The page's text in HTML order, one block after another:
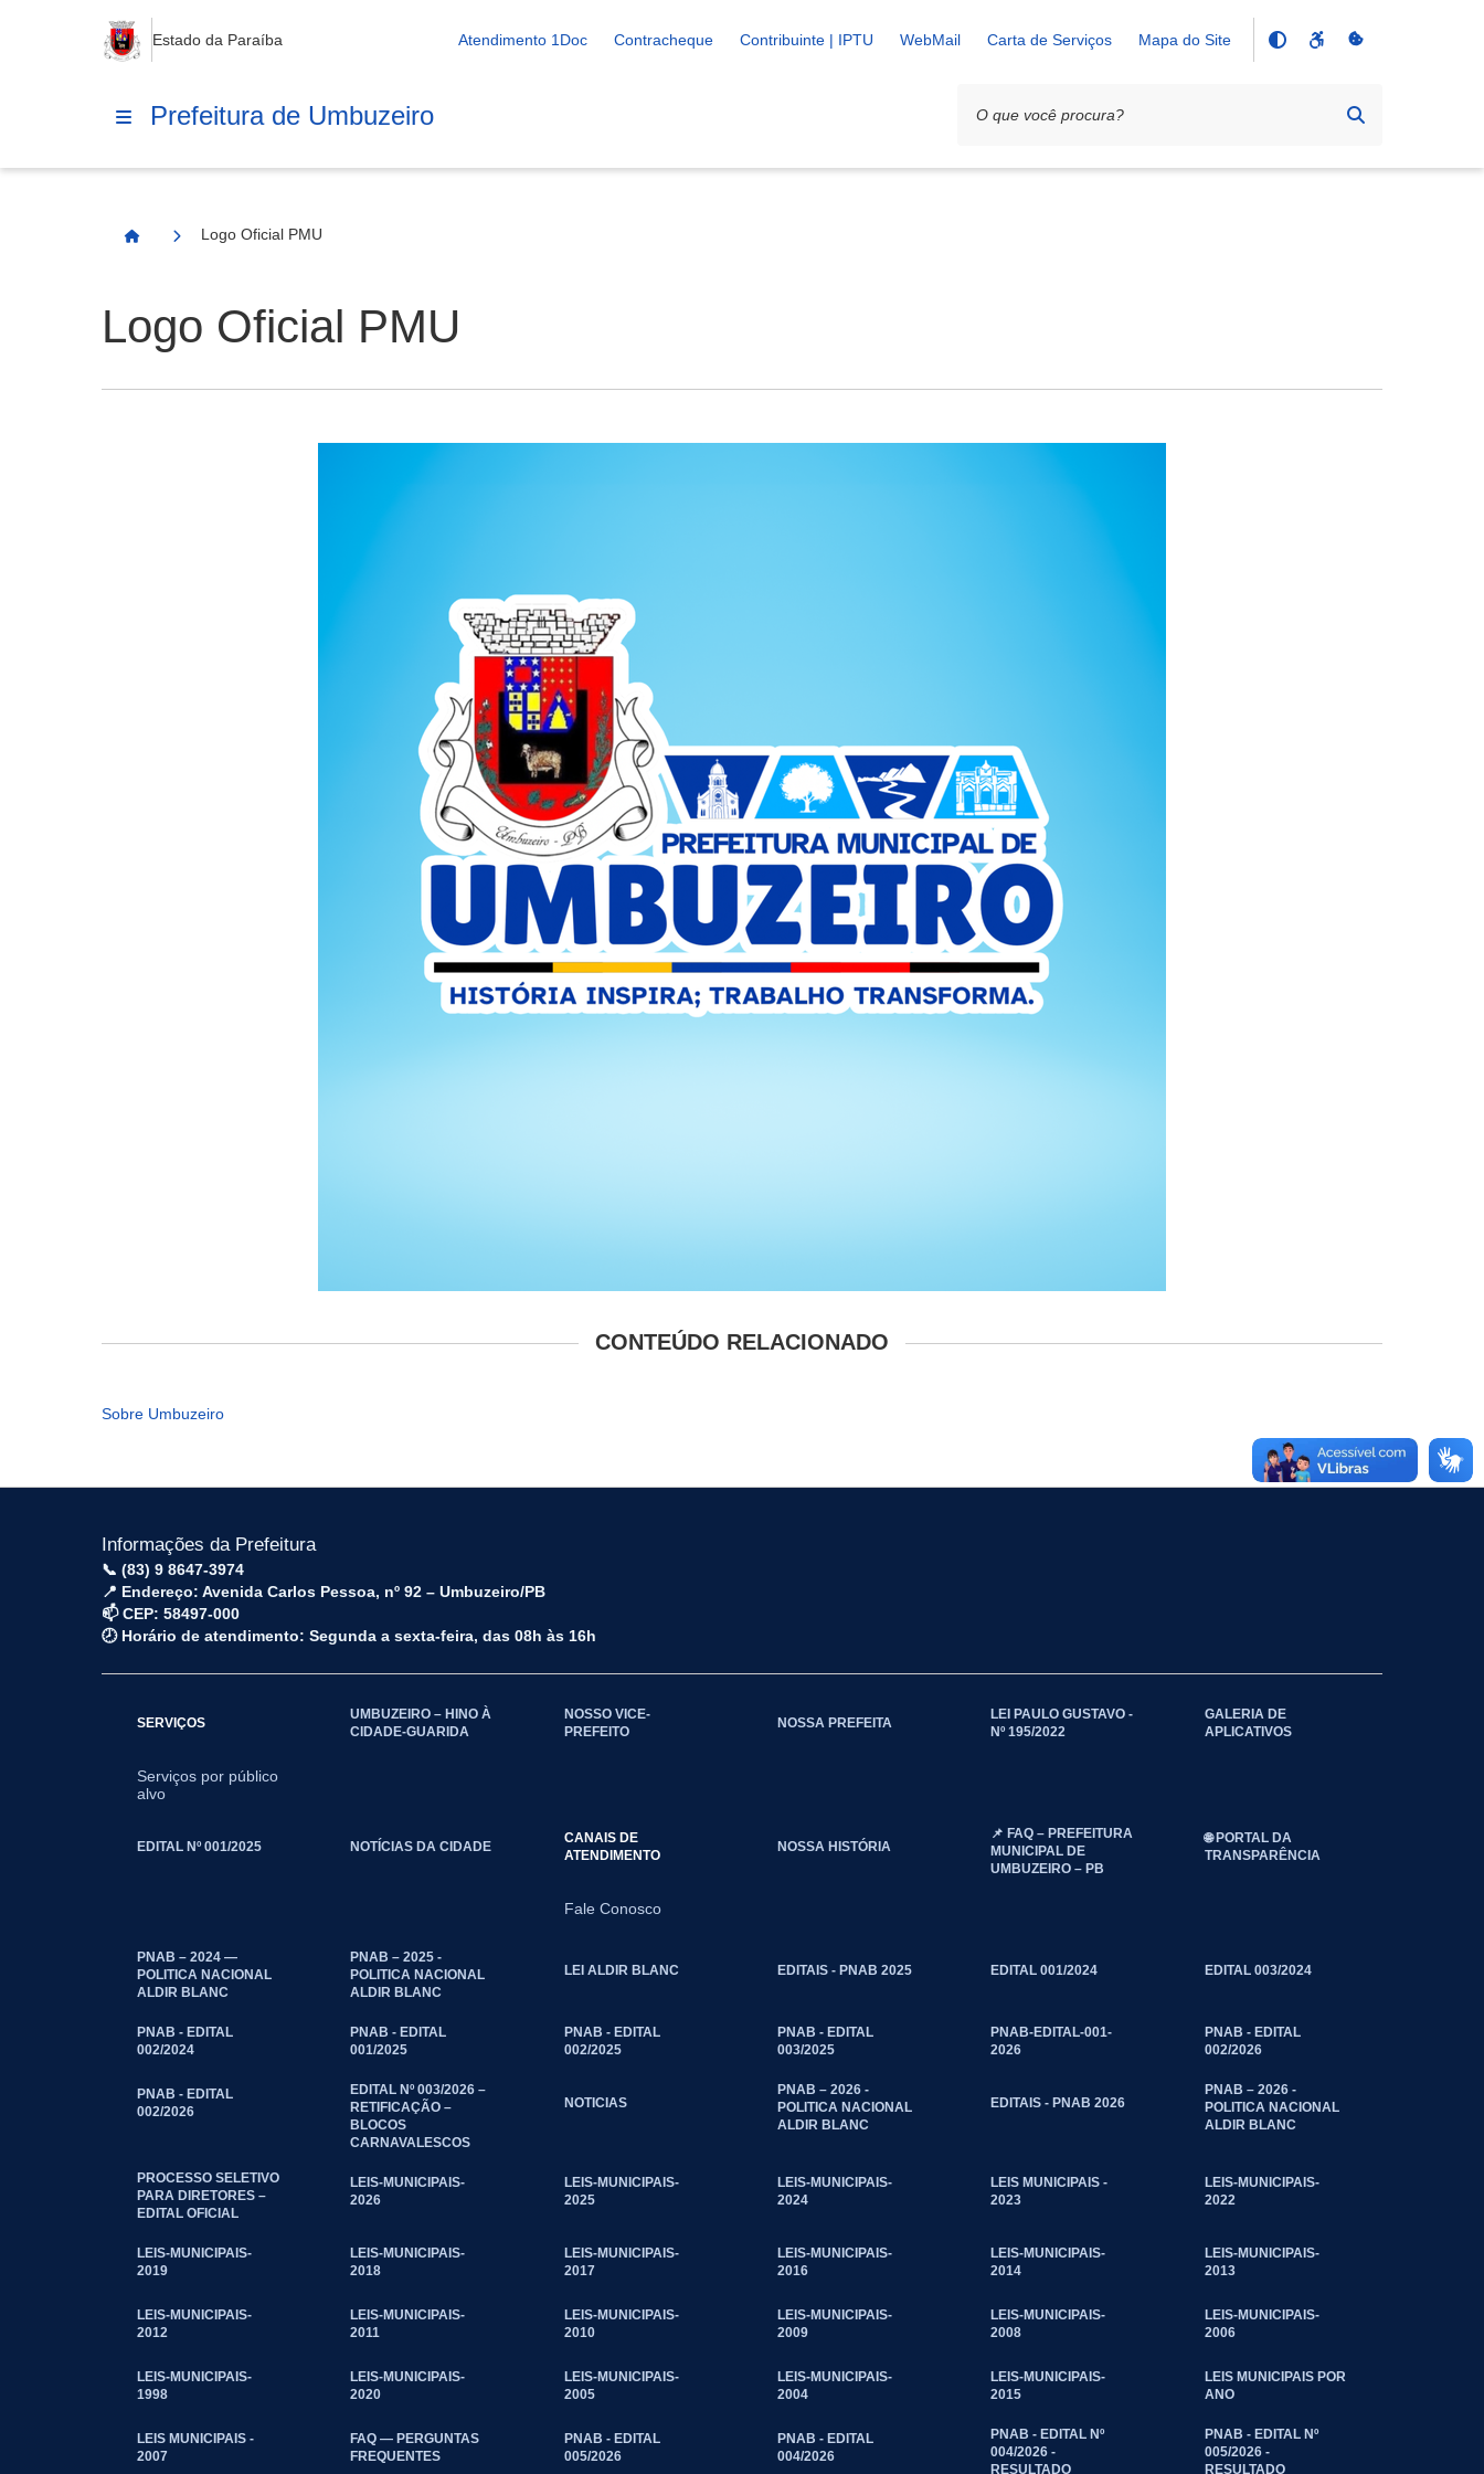
Estado da Paraíba Atendimento 1Doc Contracheque Contribuinte | IPTU WebMail Carta de Serviços Mapa do Site
Prefeitura de Umbuzeiro
Página Inicial
Logo Oficial PMU
Logo Oficial PMU
CONTEÚDO RELACIONADO
Sobre Umbuzeiro
Informações da Prefeitura
📞 (83) 9 8647-3974
📍 Endereço: Avenida Carlos Pessoa, nº 92 – Umbuzeiro/PB
📫 CEP: 58497-000
🕗 Horário de atendimento: Segunda a sexta-feira, das 08h às 16h
SERVIÇOS
Serviços por público
alvo
UMBUZEIRO – HINO À
CIDADE-GUARIDA
NOSSO VICE-
PREFEITO
NOSSA PREFEITA
LEI PAULO GUSTAVO -
Nº 195/2022
GALERIA DE
APLICATIVOS
EDITAL Nº 001/2025 NOTÍCIAS DA CIDADE
CANAIS DE
ATENDIMENTO
Fale Conosco
NOSSA HISTÓRIA
📌 FAQ – PREFEITURA
MUNICIPAL DE
UMBUZEIRO – PB
🌐 PORTAL DA
TRANSPARÊNCIA
PNAB – 2024 —
POLITICA NACIONAL
ALDIR BLANC
PNAB – 2025 -
POLITICA NACIONAL
ALDIR BLANC
LEI ALDIR BLANC EDITAIS - PNAB 2025 EDITAL 001/2024 EDITAL 003/2024
PNAB - EDITAL
002/2024
PNAB - EDITAL
001/2025
PNAB - EDITAL
002/2025
PNAB - EDITAL
003/2025
PNAB-EDITAL-001-
2026
PNAB - EDITAL
002/2026
PNAB - EDITAL
002/2026
EDITAL Nº 003/2026 –
RETIFICAÇÃO –
BLOCOS
CARNAVALESCOS
NOTICIAS
PNAB – 2026 -
POLITICA NACIONAL
ALDIR BLANC
EDITAIS - PNAB 2026
PNAB – 2026 -
POLITICA NACIONAL
ALDIR BLANC
PROCESSO SELETIVO
PARA DIRETORES –
EDITAL OFICIAL
LEIS-MUNICIPAIS-
2026
LEIS-MUNICIPAIS-
2025
LEIS-MUNICIPAIS-
2024
LEIS MUNICIPAIS -
2023
LEIS-MUNICIPAIS-
2022
LEIS-MUNICIPAIS-
2019
LEIS-MUNICIPAIS-
2018
LEIS-MUNICIPAIS-
2017
LEIS-MUNICIPAIS-
2016
LEIS-MUNICIPAIS-
2014
LEIS-MUNICIPAIS-
2013
LEIS-MUNICIPAIS-
2012
LEIS-MUNICIPAIS-
2011
LEIS-MUNICIPAIS-
2010
LEIS-MUNICIPAIS-
2009
LEIS-MUNICIPAIS-
2008
LEIS-MUNICIPAIS-
2006
LEIS-MUNICIPAIS-
1998
LEIS-MUNICIPAIS-
2020
LEIS-MUNICIPAIS-
2005
LEIS-MUNICIPAIS-
2004
LEIS-MUNICIPAIS-
2015
LEIS MUNICIPAIS POR
ANO
LEIS MUNICIPAIS -
2007
FAQ — PERGUNTAS
FREQUENTES
PNAB - EDITAL
005/2026
PNAB - EDITAL
004/2026
PNAB - EDITAL Nº
004/2026 -
RESULTADO
PNAB - EDITAL Nº
005/2026 -
RESULTADO